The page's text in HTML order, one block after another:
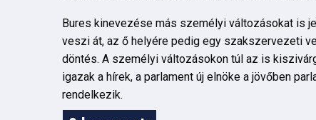
Bures kinevezése más személyi változásokat is
veszi át, az ő helyére pedig egy szakszervezeti
döntés. A személyi változásokon túl az is
igazak a hírek, a parlament új elnöke a jövőben
rendelkezik.